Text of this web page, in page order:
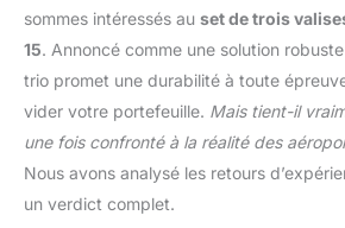
sommes intéressés au set de trois
15. Annoncé comme une solution
trio promet une durabilité à toute
vider votre portefeuille. Mais tient-il
une fois confronté à la réalité des
Nous avons analysé les retours
un verdict complet.